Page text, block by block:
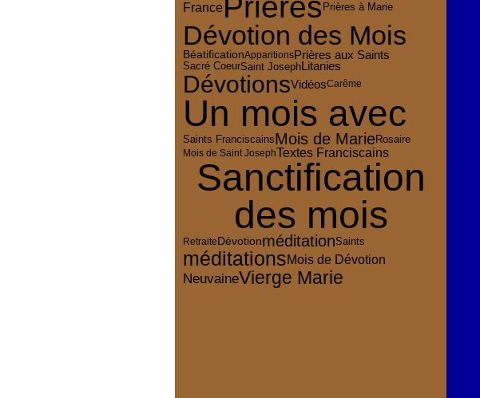
France Prières à Marie
Dévotion des Mois
BéatificationApparitionsPrières aux Saints
Sacré CoeurSaint Joseph Litanies
DévotionsVidéosCarême
Un mois avec
Saints FranciscainsMois de MarieRosaire
Mois de Saint JosephTextes Franciscains
Sanctification
des mois
RetraiteDévotionméditationSaints
méditationsMois de Dévotion
NeuvaineVierge Marie